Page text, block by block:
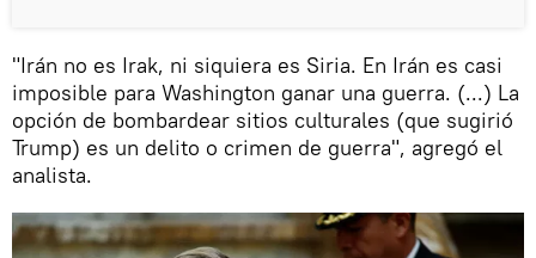
"Irán no es Irak, ni siquiera es Siria. En Irán es casi
imposible para Washington ganar una guerra. (...) La
opción de bombardear sitios culturales (que sugirió
Trump) es un delito o crimen de guerra", agregó el
analista.